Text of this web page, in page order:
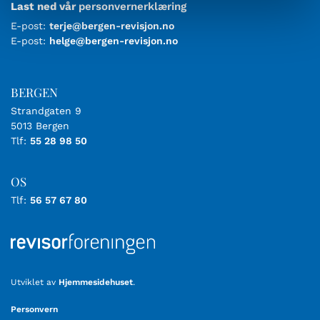
Last ned vår personvernerklæring
E-post: terje@bergen-revisjon.no
E-post: helge@bergen-revisjon.no
BERGEN
Strandgaten 9
5013 Bergen
Tlf: 55 28 98 50
OS
Tlf: 56 57 67 80
Utviklet av Hjemmesidehuset.
Personvern